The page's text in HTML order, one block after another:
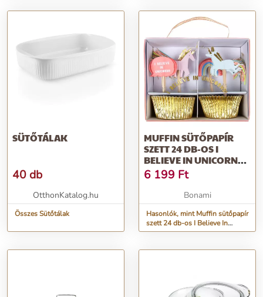
SÜTŐTÁLAK
40 db
OtthonKatalog.hu
Összes Sütőtálak
MUFFIN SÜTŐPAPÍR
SZETT 24 DB-OS I
BELIEVE IN UNICORNS –
MERI MERI
6 199 Ft
Bonami
Hasonlók, mint Muffin sütőpapír
szett 24 db-os I Believe In
Unicorns – Meri Meri